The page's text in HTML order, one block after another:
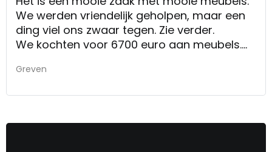
We werden vriendelijk geholpen, maar een
ding viel ons zwaar tegen. Zie verder.
We kochten voor 6700 euro aan meubels.
maar dat kon (wilde men) niet vanwege
Greven